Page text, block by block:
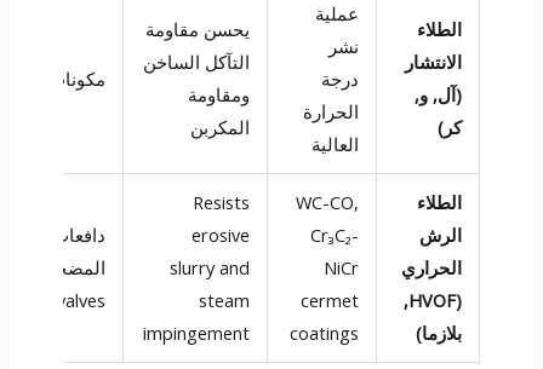
الطلاء
الانتشار
(آل, و,
كر)
عملية
نشر
درجة
الحرارة
العالية
يحسن مقاومة
التآكل الساخن
ومقاومة
المكربن
مكونات الفرن
الطلاء
الرش
الحراري
(HVOF,
بلازما)
WC-CO,
Cr₃C₂-
NiCr
cermet
coatings
Resists
erosive
slurry and
steam
impingement
دافعات
المضخة,
slurry valves